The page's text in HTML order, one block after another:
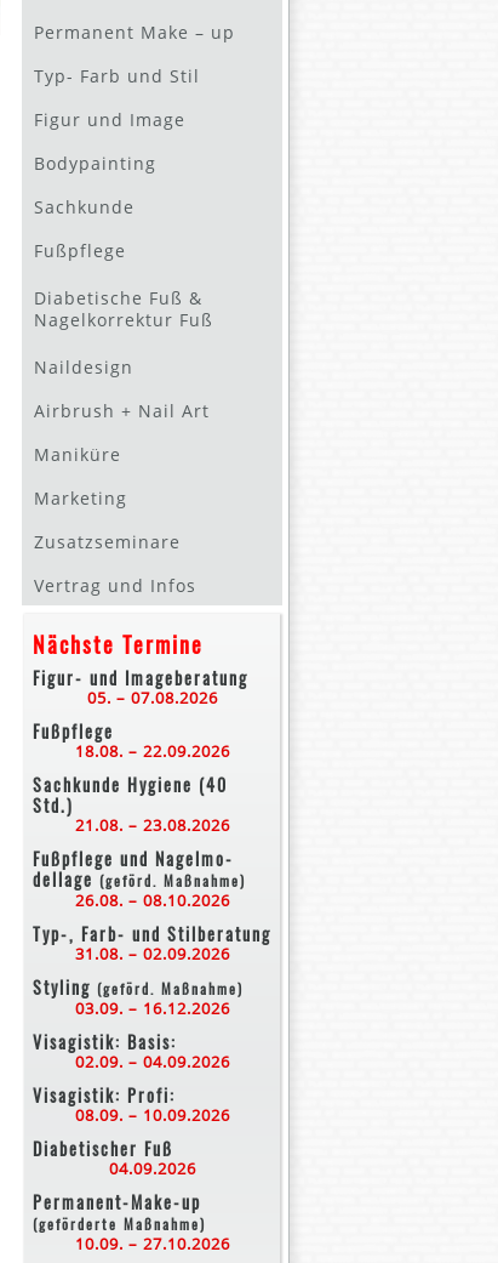
Permanent Make – up
Typ- Farb und Stil
Figur und Image
Bodypainting
Sachkunde
Fußpflege
Diabetische Fuß &
Nagelkorrektur Fuß
Naildesign
Airbrush + Nail Art
Maniküre
Marketing
Zusatzseminare
Vertrag und Infos
Nächste Termine
Figur- und Imageberatung
05. – 07.08.2026
Fußpflege
18.08. – 22.09.2026
Sachkunde Hygiene (40
Std.)
21.08. – 23.08.2026
Fußpflege und Nagelmo-
dellage (geförd. Maßnahme)
26.08. – 08.10.2026
Typ-, Farb- und Stilberatung
31.08. – 02.09.2026
Styling (geförd. Maßnahme)
03.09. – 16.12.2026
Visagistik: Basis:
02.09. – 04.09.2026
Visagistik: Profi:
08.09. – 10.09.2026
Diabetischer Fuß
04.09.2026
Permanent-Make-up
(geförderte Maßnahme)
10.09. – 27.10.2026